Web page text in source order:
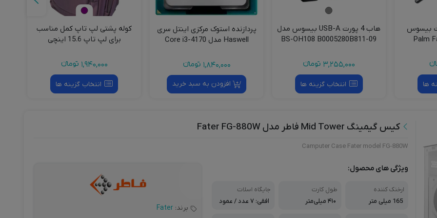
هاب 4 پورت USB-A بیسوس مدل
BS-OH108
انتخاب گزینه ها
پردازنده استوک مرکزی اینتل سری
Haswell مدل Core i3-4170
1,840,000
افزودن به سبد خرید
کوله پشتی لپ تاپ کمل مناسب
برای لپ تاپ 15.6 اینچی
1,940,000
انتخاب گزینه ها
پایه نگهدارنده گوشی موبایل
بیسوس مدل BS-HP008
799,000
انتخاب گزینه ها
کیس گیمینگ Mid Tower فاطر مدل Fater FG-880W
Camputer Case Fater model FG-880W
ویژگی های محصول:
ارخنک کننده
165 میلی متر
طول کارت
۴۱۰ میلی‌متر
جایگاه اسلات
افقی: ۷ عدد / عمود
برند: Fater